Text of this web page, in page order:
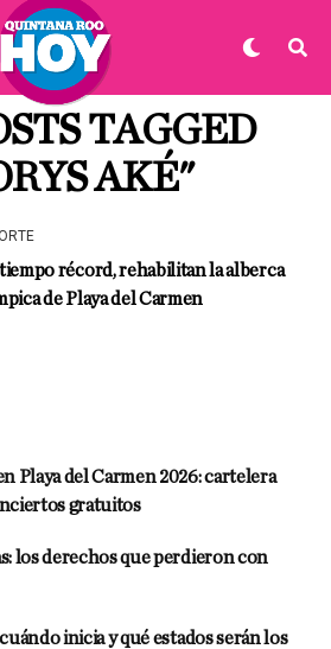
TAGGED
AKÉ"
récord, rehabilitan la alberca
de Playa del Carmen
Playa del Carmen 2026: cartelera
gratuitos
los derechos que perdieron con
inicia y qué estados serán los